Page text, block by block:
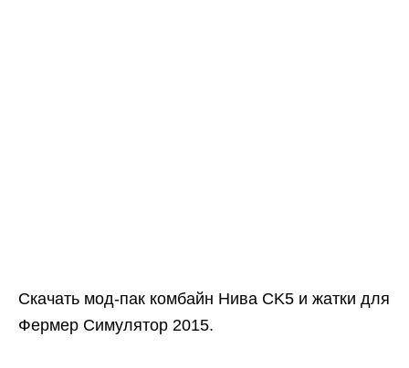
Скачать мод-пак комбайн Нива CK5 и жатки для
Фермер Симулятор 2015.